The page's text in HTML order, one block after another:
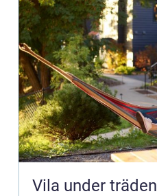
Vila under träden